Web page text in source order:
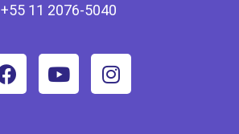
+55 11 2076-5040